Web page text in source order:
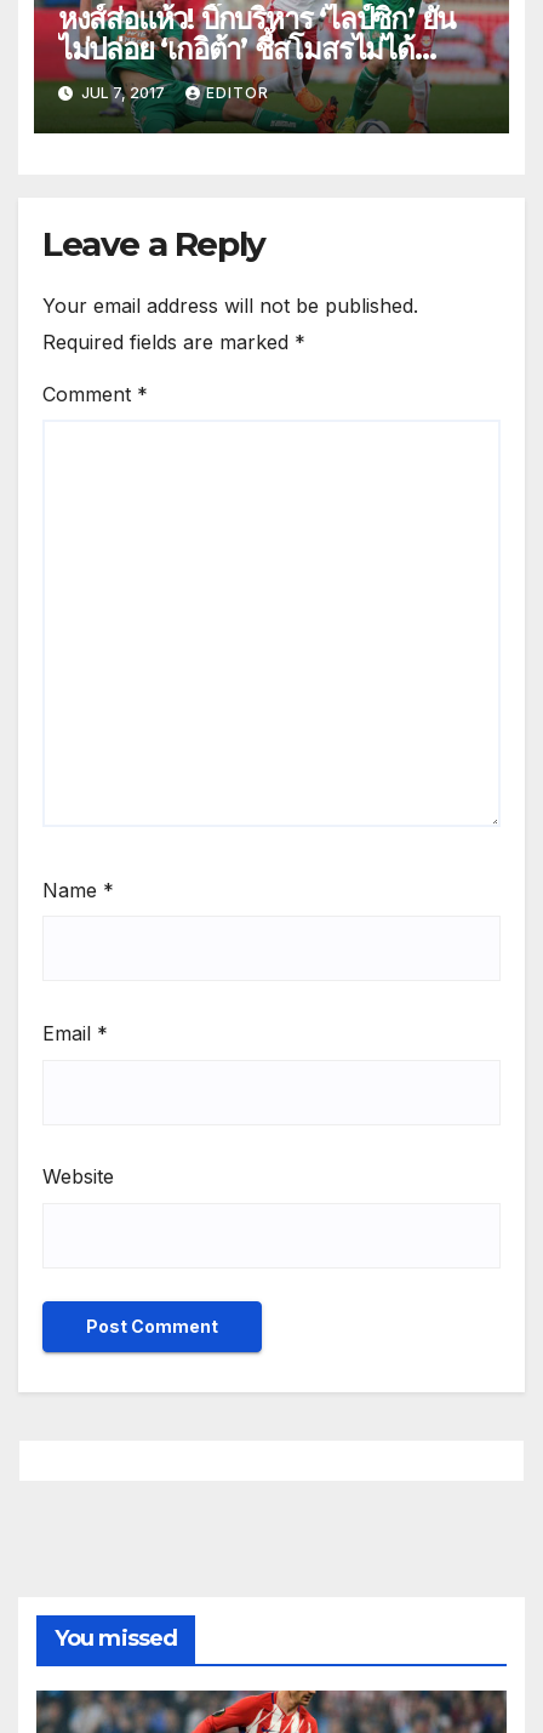
หงส์ส่อแห้ว! บิ๊กบริหาร ‘ไลป์ซิก’ ยัน
ไม่ปล่อย ‘เกอิต้า’ ชี้สโมสรไม่ได้
ต้องการเงิน!!!
JUL 7, 2017 EDITOR
Leave a Reply
Your email address will not be published.
Required fields are marked *
Comment *
Name *
Email *
Website
You missed